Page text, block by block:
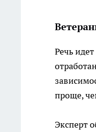
Речь
проще,
Эксперт